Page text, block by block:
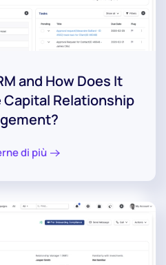
and How Does It
Relationship
di più